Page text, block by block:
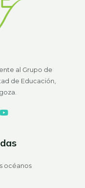
al Grupo de
de Educación,
océanos